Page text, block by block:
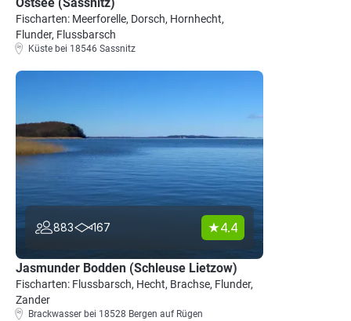
Fischarten: Meerforelle, Dorsch, Hornhecht,
Flunder, Flussbarsch
Küste bei 18546 Sassnitz
883 167 4.4
Jasmunder Bodden (Schleuse Lietzow)
Fischarten: Flussbarsch, Hecht, Brachse, Flunder,
Zander
Brackwasser bei 18528 Bergen auf Rügen